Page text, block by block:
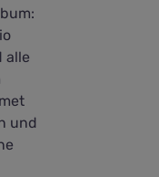
alle
und